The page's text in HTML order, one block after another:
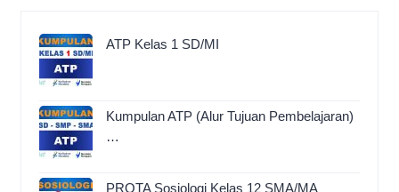
ATP Kelas 1 SD/MI
Kumpulan ATP (Alur Tujuan Pembelajaran)
…
PROTA Sosiologi Kelas 12 SMA/MA